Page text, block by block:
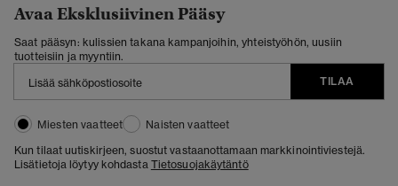
Avaa Eksklusiivinen Pääsy
Saat pääsyn: kulissien takana kampanjoihin, yhteistyöhön, uusiin
tuotteisiin ja myyntiin.
TILAA
Miesten vaatteet
Naisten vaatteet
Kun tilaat uutiskirjeen, suostut vastaanottamaan markkinointiviestejä.
Lisätietoja löytyy kohdasta Tietosuojakäytäntö